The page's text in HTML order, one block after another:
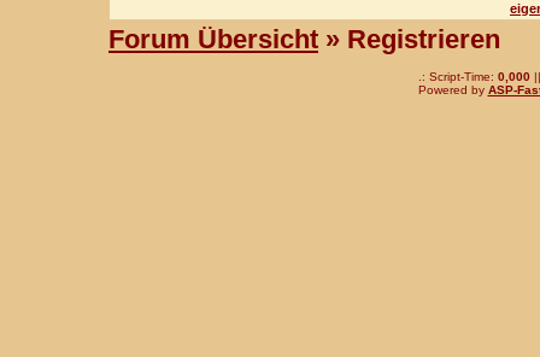
Forum Übersicht » Registrieren
.: Script-Time: 0,000||
Powered by ASP-